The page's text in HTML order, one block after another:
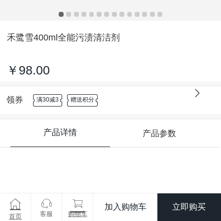
禾鹭雪400ml全能污渍清洁剂
￥98.00
领券 满30减3 赠送积分
产品详情 产品参数
首页 客服 购物车
加入购物车 立即购买